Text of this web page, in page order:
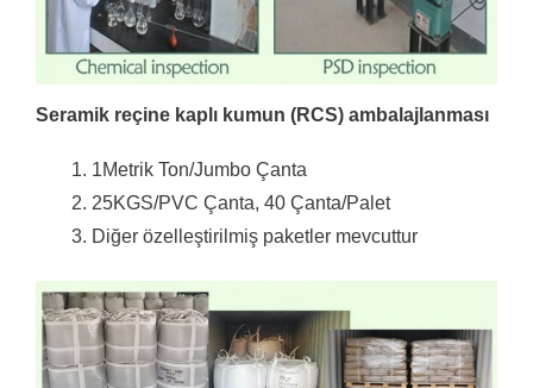
Seramik reçine kaplı kumun (RCS) ambalajlanması
1Metrik Ton/Jumbo Çanta
25KGS/PVC Çanta, 40 Çanta/Palet
Diğer özelleştirilmiş paketler mevcuttur